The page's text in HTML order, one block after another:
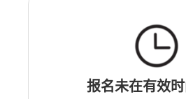
报名未在有效